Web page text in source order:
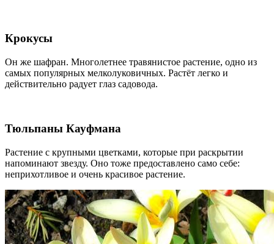
Крокусы
Он же шафран. Многолетнее травянистое растение, одно из
самых популярных мелколуковичных. Растёт легко и
действительно радует глаз садовода.
Тюльпаны Кауфмана
Растение с крупными цветками, которые при раскрытии
напоминают звезду. Оно тоже предоставлено само себе:
неприхотливое и очень красивое растение.